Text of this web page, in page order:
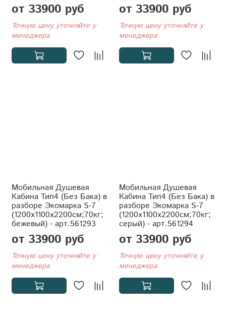
от 33900 руб
Точную цену уточняйте у
менеджера
от 33900 руб
Точную цену уточняйте у
менеджера
Мобильная Душевая
Кабина Тип4 (Без Бака) в
разборе Экомарка S-7
(1200x1100x2200см;70кг;
бежевый) - арт.561293
от 33900 руб
Точную цену уточняйте у
менеджера
Мобильная Душевая
Кабина Тип4 (Без Бака) в
разборе Экомарка S-7
(1200x1100x2200см;70кг;
серый) - арт.561294
от 33900 руб
Точную цену уточняйте у
менеджера